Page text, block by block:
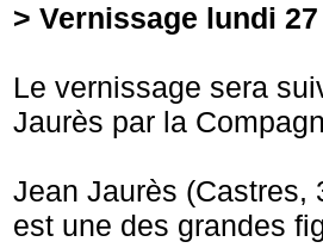
> Vernissage lundi
Le vernissage sera
Jaurès par la
Jean Jaurès (Castres,
est une des grandes